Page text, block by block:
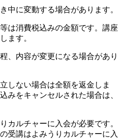
中に変動する場合があります。
は消費税込みの金額です。講座
ます。
、内容が変更になる場合があり
しない場合は全額を返金しま
みをキャンセルされた場合は、
カルチャーに入会が必要です。
受講はよみうりカルチャーに入